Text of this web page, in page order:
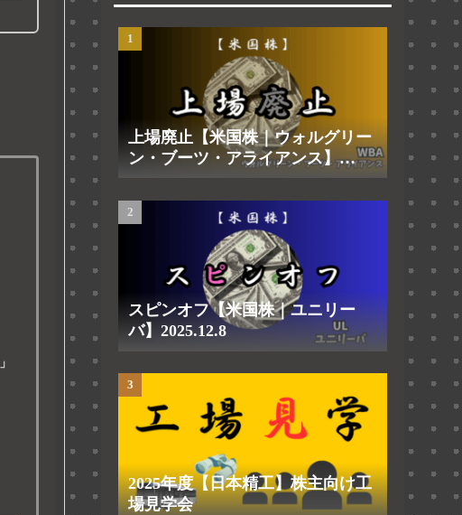
」
上場廃止【米国株｜ウォルグリー
ン・ブーツ・アライアンス】
スピンオフ【米国株｜ユニリー
バ】2025.12.8
2025年度【日本精工】株主向け工
場見学会